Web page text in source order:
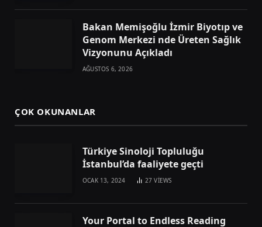
Bakan Memişoğlu İzmir Biyotıp ve
Genom Merkezi nde Üreten Sağlık
Vizyonunu Açıkladı
AĞUSTOS 6, 2026
ÇOK OKUNANLAR
Türkiye Sinoloji Topluluğu
İstanbul’da faaliyete geçti
OCAK 13, 2024 27VIEWS
Your Portal to Endless Reading